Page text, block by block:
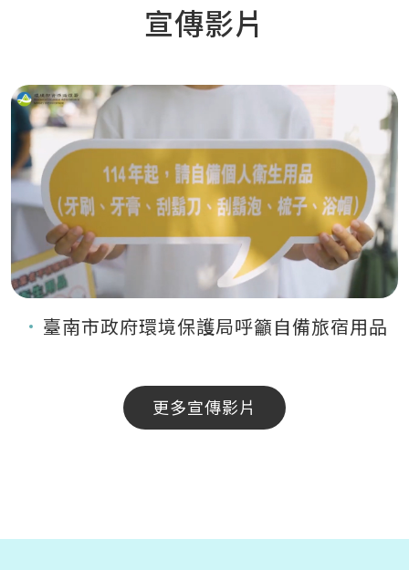
宣傳影片
臺南市政府環境保護局呼籲自備旅宿用品
更多宣傳影片